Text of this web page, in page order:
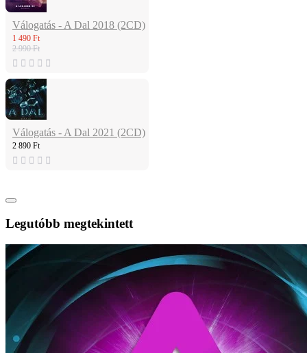
Válogatás - A Dal 2018 (2CD)
1 490 Ft
2 990 Ft
Válogatás - A Dal 2021 (2CD)
2 890 Ft
Legutóbb megtekintett